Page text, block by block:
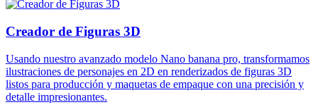
Creador de Figuras 3D
Usando nuestro avanzado modelo Nano banana pro, transformamos
ilustraciones de personajes en 2D en renderizados de figuras 3D
listos para producción y maquetas de empaque con una precisión y
detalle impresionantes.